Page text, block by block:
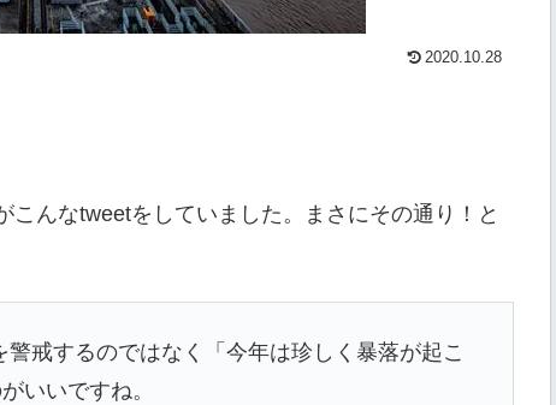
2020.10.28
こんなtweetをしていました。まさにその通り！と
戒するのではなく「今年は珍しく暴落が起こ
いいですね。